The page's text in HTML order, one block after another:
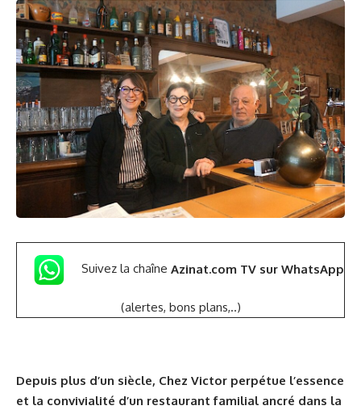
Suivez la chaîne Azinat.com TV sur WhatsApp
(alertes, bons plans,..)
Depuis plus d’un siècle, Chez Victor perpétue l’essence
et la convivialité d’un restaurant familial ancré dans la